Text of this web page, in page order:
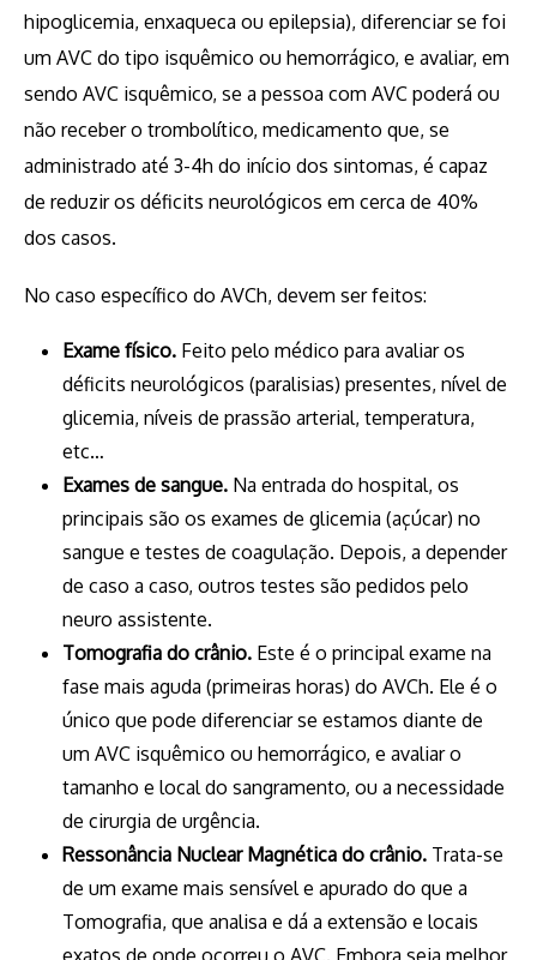
hipoglicemia, enxaqueca ou epilepsia), diferenciar se foi
um AVC do tipo isquêmico ou hemorrágico, e avaliar, em
sendo AVC isquêmico, se a pessoa com AVC poderá ou
não receber o trombolítico, medicamento que, se
administrado até 3-4h do início dos sintomas, é capaz
de reduzir os déficits neurológicos em cerca de 40%
dos casos.
No caso específico do AVCh, devem ser feitos:
Exame físico. Feito pelo médico para avaliar os
déficits neurológicos (paralisias) presentes, nível de
glicemia, níveis de prassão arterial, temperatura,
etc…
Exames de sangue. Na entrada do hospital, os
principais são os exames de glicemia (açúcar) no
sangue e testes de coagulação. Depois, a depender
de caso a caso, outros testes são pedidos pelo
neuro assistente.
Tomografia do crânio. Este é o principal exame na
fase mais aguda (primeiras horas) do AVCh. Ele é o
único que pode diferenciar se estamos diante de
um AVC isquêmico ou hemorrágico, e avaliar o
tamanho e local do sangramento, ou a necessidade
de cirurgia de urgência.
Ressonância Nuclear Magnética do crânio. Trata-se
de um exame mais sensível e apurado do que a
Tomografia, que analisa e dá a extensão e locais